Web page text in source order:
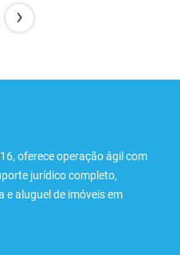
›
oferece operação ágil com
jurídico completo,
e aluguel de imóveis em